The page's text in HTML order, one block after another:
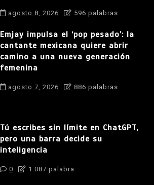
agosto 8, 2026 596 palabras
Emjay impulsa el ‘pop pesado’: la
cantante mexicana quiere abrir
camino a una nueva generación
femenina
agosto 7, 2026 886 palabras
Tú escribes sin límite en ChatGPT,
pero una barra decide su
inteligencia
0 1.087 palabra